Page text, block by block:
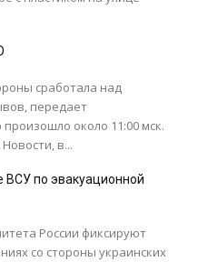
сработала над
передает
около 11:00 мск.
в...
ВСУ по эвакуационной
России фиксируют
со стороны украинских